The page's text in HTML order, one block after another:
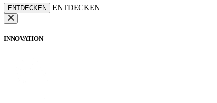
ENTDECKEN ENTDECKEN
INNOVATION